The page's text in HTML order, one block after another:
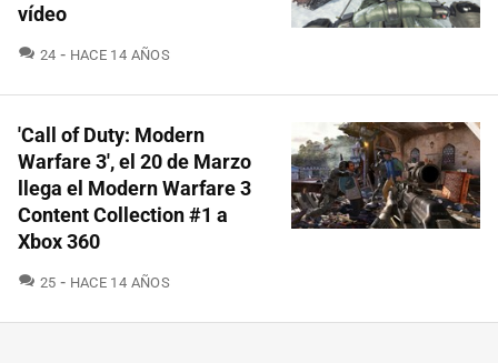
vídeo
24 COMENTARIOS
HACE 14 AÑOS
'Call of Duty: Modern
Warfare 3', el 20 de Marzo
llega el Modern Warfare 3
Content Collection #1 a
Xbox 360
25 COMENTARIOS
HACE 14 AÑOS